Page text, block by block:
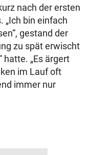
nach der ersten
„Ich bin einfach
gestand der
zu spät erwischt
hatte. „Es ärgert
im Lauf oft
immer nur